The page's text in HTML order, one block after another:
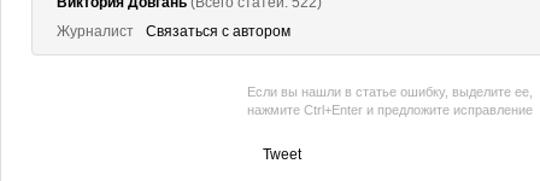
Журналист
Связаться с автором
Если вы нашли в статье ошибку, выделите ее,
нажмите Ctrl+Enter и предложите исправление
Tweet